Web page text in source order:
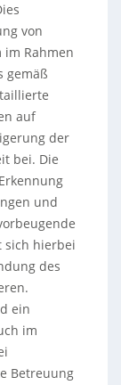
von
im Rahmen
gemäß
auf
der
bei. Die
und
sich hierbei
des
ein
im
Betreuung